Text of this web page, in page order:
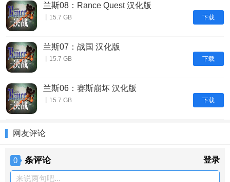
下载
兰斯08：Rance Quest 汉化版
丨15.7 GB
下载
兰斯07：战国 汉化版
丨15.7 GB
下载
兰斯06：赛斯崩坏 汉化版
丨15.7 GB
网友评论
0 条评论 登录
来说两句吧...